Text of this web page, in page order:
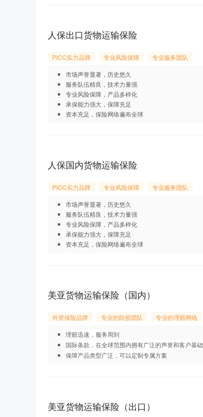
人保出口货物运输保险
PICC实力品牌 专业风险保障
专业服务团队
市场声誉显著，历史悠久
服务队伍精良，技术力量强
专业风险保障，产品多样化
承保能力强大，保障充足
资本充足，保险网络遍布全球
人保国内货物运输保险
PICC实力品牌 专业风险保障
专业服务团队
市场声誉显著，历史悠久
服务队伍精良，技术力量强
专业风险保障，产品多样化
承保能力强大，保障充足
资本充足，保险网络遍布全球
美亚货物运输保险（国内）
外资保险品牌 专业的防损团队 专业的理赔网络
理赔迅速，服务周到
国际条款，在全球范围内拥有广泛的声誉和客户基础
保障产品类型广泛，可以定制专属方案
美亚货物运输保险（出口）